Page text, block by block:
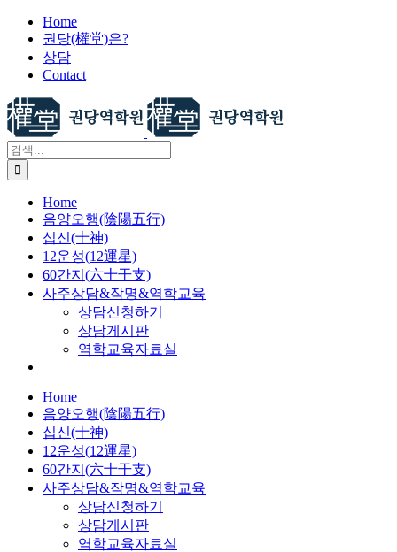
건
너
뛰
기
Home
권당(權堂)은?
상담
Contact
검
색:
Home
음양오행(陰陽五行)
십신(十神)
12운성(12運星)
60간지(六十干支)
사주상담&작명&역학교육
상담신청하기
상담게시판
역학교육자료실
Home
음양오행(陰陽五行)
십신(十神)
12운성(12運星)
60간지(六十干支)
사주상담&작명&역학교육
상담신청하기
상담게시판
역학교육자료실